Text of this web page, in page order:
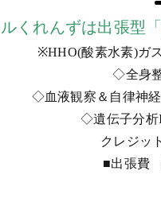
くれんずは出張型
※HHO(酸素水素)ガ
◇全身
◇血液観察＆自律神
◇遺伝子分
クレジッ
■出張費